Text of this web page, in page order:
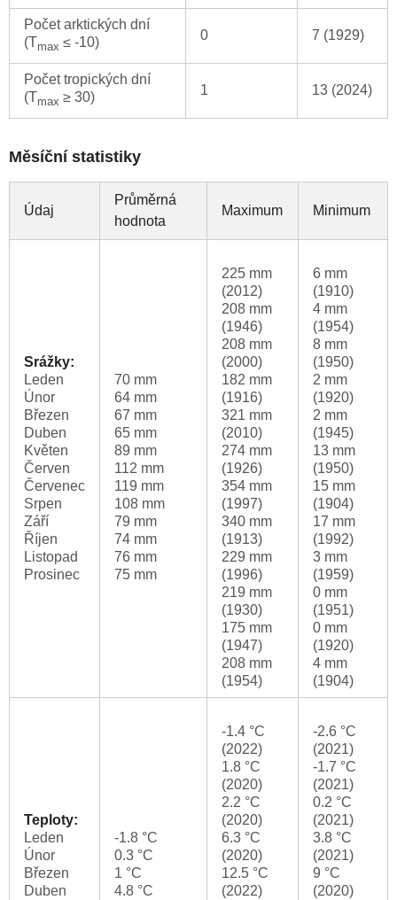
Počet arktických dní
(Tmax ≤ -10) 0 7 (1929)
Počet tropických dní
(Tmax ≥ 30) 1 13 (2024)
Měsíční statistiky
Údaj
Průměrná
hodnota
Maximum Minimum
Srážky:
Leden
Únor
Březen
Duben
Květen
Červen
Červenec
Srpen
Září
Říjen
Listopad
Prosinec
70 mm
64 mm
67 mm
65 mm
89 mm
112 mm
119 mm
108 mm
79 mm
74 mm
76 mm
75 mm
225 mm
(2012)
208 mm
(1946)
208 mm
(2000)
182 mm
(1916)
321 mm
(2010)
274 mm
(1926)
354 mm
(1997)
340 mm
(1913)
229 mm
(1996)
219 mm
(1930)
175 mm
(1947)
208 mm
(1954)
6 mm
(1910)
4 mm
(1954)
8 mm
(1950)
2 mm
(1920)
2 mm
(1945)
13 mm
(1950)
15 mm
(1904)
17 mm
(1992)
3 mm
(1959)
0 mm
(1951)
0 mm
(1920)
4 mm
(1904)
Teploty:
Leden
Únor
Březen
Duben
-1.8 °C
0.3 °C
1 °C
4.8 °C
-1.4 °C
(2022)
1.8 °C
(2020)
2.2 °C
(2020)
6.3 °C
(2020)
12.5 °C
(2022)
-2.6 °C
(2021)
-1.7 °C
(2021)
0.2 °C
(2021)
3.8 °C
(2021)
9 °C
(2020)